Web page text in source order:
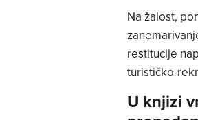
Na žalost,
restitucije
turističko-
U knjizi